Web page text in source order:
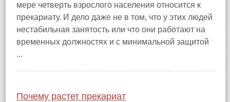
мере четверть взрослого населения относится к
прекариату. И дело даже не в том, что у этих людей
нестабильная занятость или что они работают на
временных должностях и с минимальной защитой
...
Почему растет прекариат